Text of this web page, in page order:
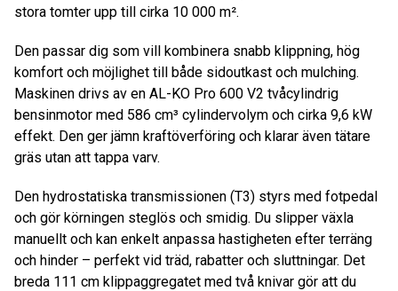
stora tomter upp till cirka 10 000 m².
Den passar dig som vill kombinera snabb klippning, hög
komfort och möjlighet till både sidoutkast och mulching.
Maskinen drivs av en AL-KO Pro 600 V2 tvåcylindrig
bensinmotor med 586 cm³ cylindervolym och cirka 9,6 kW
effekt. Den ger jämn kraftöverföring och klarar även tätare
gräs utan att tappa varv.
Den hydrostatiska transmissionen (T3) styrs med fotpedal
och gör körningen steglös och smidig. Du slipper växla
manuellt och kan enkelt anpassa hastigheten efter terräng
och hinder – perfekt vid träd, rabatter och sluttningar. Det
breda 111 cm klippaggregatet med två knivar gör att du